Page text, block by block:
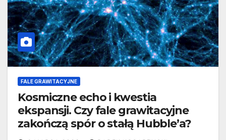
FALE GRAWITACYJNE
Kosmiczne echo i kwestia
ekspansji. Czy fale grawitacyjne
zakończą spór o stałą Hubble’a?